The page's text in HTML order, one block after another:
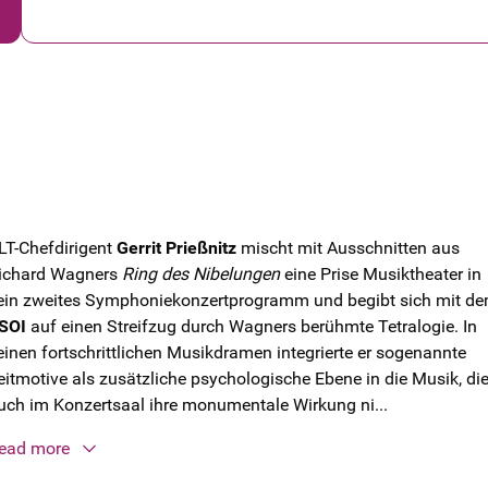
Chefdirigent Gerrit Prießnitz mischt mit Ausschnitten aus
Wagners Ring des Nibelungeneine Prise Musiktheater in
zweites Symphoniekonzertprogramm und begibt sich mit
auf einen Streifzug durch Wagners berühmte Tetralogie. In
fortschrittlichen Musikdramen integrierte er sogenannte
als zusätzliche psychologische Ebene in die Musik, die
im Konzertsaal ihre monumentale Wirkung ni...
more